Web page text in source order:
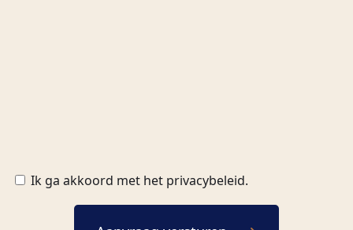
Ik ga akkoord met het privacybeleid.